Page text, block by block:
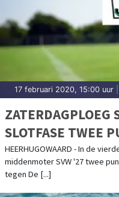
17 februari 2020, 15:00 uur
ZATERDAGPLOEG
SLOTFASE TWEE
HEERHUGOWAARD - In de
middenmoter SVW '27 twee
tegen De [...]